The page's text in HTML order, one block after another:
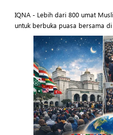
IQNA - Lebih dari 800 umat
untuk berbuka puasa bersama